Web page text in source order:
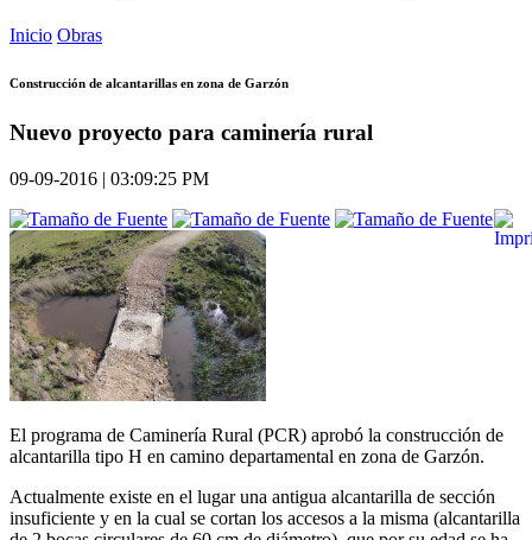
Inicio Obras
Construcción de alcantarillas en zona de Garzón
Nuevo proyecto para caminería rural
09-09-2016 | 03:09:25 PM
El programa de Caminería Rural (PCR) aprobó la construcción de
alcantarilla tipo H en camino departamental en zona de Garzón.
Actualmente existe en el lugar una antigua alcantarilla de sección
insuficiente y en la cual se cortan los accesos a la misma (alcantarilla